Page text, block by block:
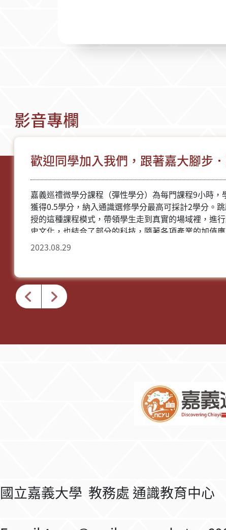
影音專欄
歡迎同學加入我們，跟著嘉大腳步
嘉義巡禮微學分課程（彈性學分）為每門課程9小時
獲得0.5學分，納入通識選修學分最高可採計2學分。
授的這種課程模式，帶領學生走到真實的場域裡，進
史文化，也結合了部分的科技，隨著各項產業的加值
跨領域視野的開拓與人才培養是人力資本養成的趨勢
義巡禮
2023.08.29
國立嘉義大學 教務處 通識教育中